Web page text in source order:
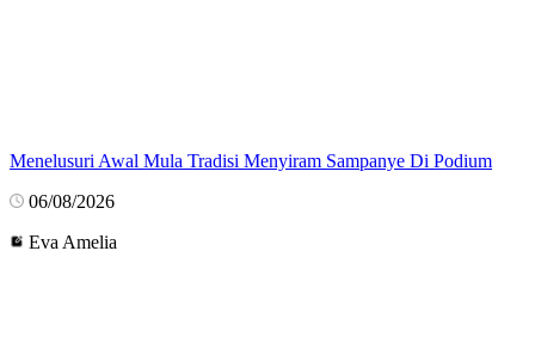
Menelusuri Awal Mula Tradisi Menyiram Sampanye Di Podium
06/08/2026
Eva Amelia